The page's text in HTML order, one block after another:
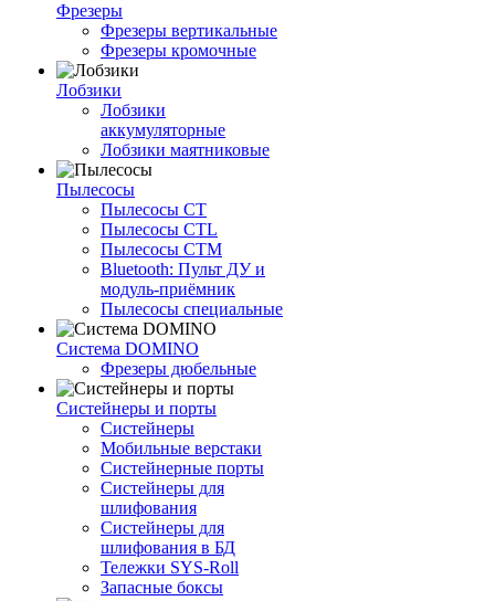
Фрезеры
Фрезеры вертикальные
Фрезеры кромочные
Лобзики
Лобзики
аккумуляторные
Лобзики маятниковые
Пылесосы
Пылесосы CT
Пылесосы CTL
Пылесосы CTM
Bluetooth: Пульт ДУ и
модуль-приёмник
Пылесосы специальные
Система DOMINO
Фрезеры дюбельные
Систейнеры и порты
Систейнеры
Мобильные верстаки
Систейнерные порты
Систейнеры для
шлифования
Систейнеры для
шлифования в БД
Тележки SYS-Roll
Запасные боксы